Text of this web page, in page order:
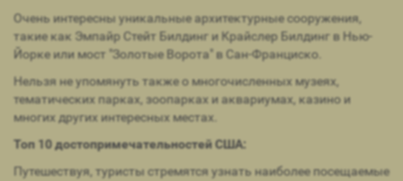
Очень интересны уникальные архитектурные сооружения,
такие как Эмпайр Стейт Билдинг и Крайслер Билдинг в Нью-
Йорке или мост "Золотые Ворота" в Сан-Франциско.
Нельзя не упомянуть также о многочисленных музеях,
тематических парках, зоопарках и аквариумах, казино и
многих других интересных местах.
Топ 10 достопримечательностей США:
Путешествуя, туристы стремятся узнать наиболее посещаемые